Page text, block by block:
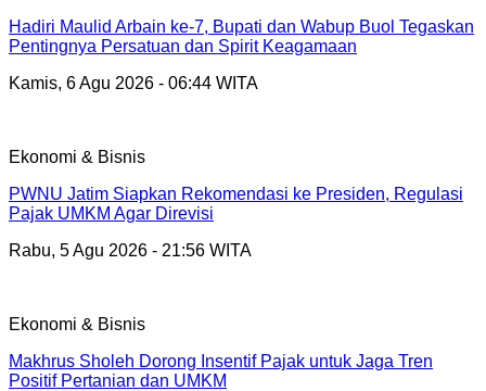
Hadiri Maulid Arbain ke-7, Bupati dan Wabup Buol Tegaskan
Pentingnya Persatuan dan Spirit Keagamaan
Kamis, 6 Agu 2026 - 06:44 WITA
Ekonomi & Bisnis
PWNU Jatim Siapkan Rekomendasi ke Presiden, Regulasi
Pajak UMKM Agar Direvisi
Rabu, 5 Agu 2026 - 21:56 WITA
Ekonomi & Bisnis
Makhrus Sholeh Dorong Insentif Pajak untuk Jaga Tren
Positif Pertanian dan UMKM